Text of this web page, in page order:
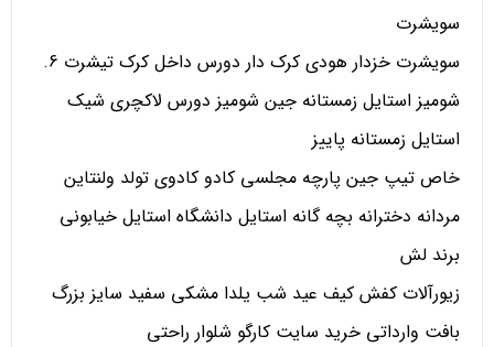
سویشرت
سویشرت خزدار هودی کرک دار دورس داخل کرک تیشرت 6.
شومیز استایل زمستانه جین شومیز دورس لاکچری شیک
استایل زمستانه پاییز
خاص تیپ جین پارچه مجلسی کادو کادوی تولد ولنتاین
مردانه دخترانه بچه گانه استایل دانشگاه استایل خیابونی
برند لش
زیورآلات کفش کیف عید شب یلدا مشکی سفید سایز بزرگ
بافت وارداتی خرید سایت کارگو شلوار راحتی